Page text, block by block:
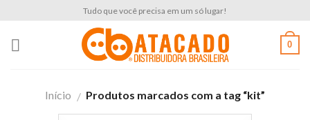
content
Tudo que você precisa em um só lugar!
0
Início / Produtos marcados com a tag “kit”